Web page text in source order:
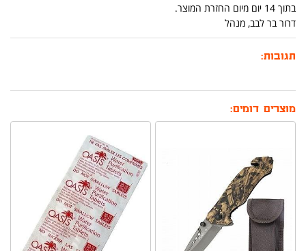
בתוך 14 יום מיום החזרת המוצר.
דרור בר לבב, מנהל
תגובות:
מוצרים דומים: